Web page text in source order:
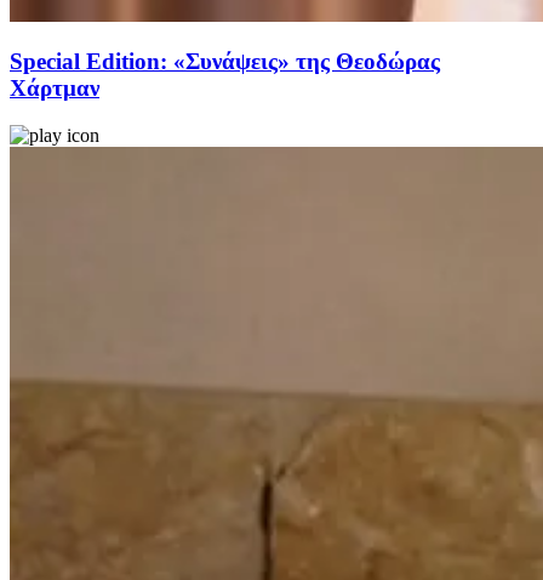
Special Edition: «Συνάψεις» της Θεοδώρας
Χάρτμαν